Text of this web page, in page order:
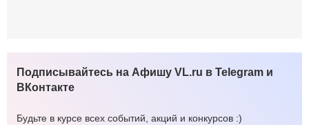
Подписывайтесь на Афишу VL.ru в Telegram и
ВКонтакте
Будьте в курсе всех событий, акций и конкурсов :)